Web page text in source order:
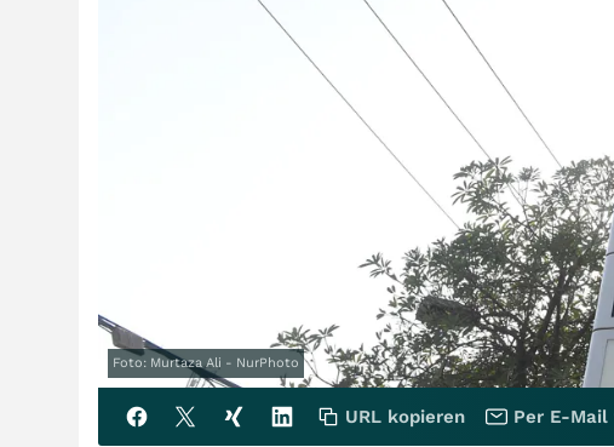
Foto: Murtaza Ali - NurPhoto
URL kopieren Per E-